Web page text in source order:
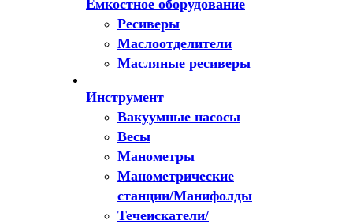
Емкостное оборудование
Ресиверы
Маслоотделители
Масляные ресиверы
Инструмент
Вакуумные насосы
Весы
Манометры
Манометрические
станции/Манифолды
Течеискатели/